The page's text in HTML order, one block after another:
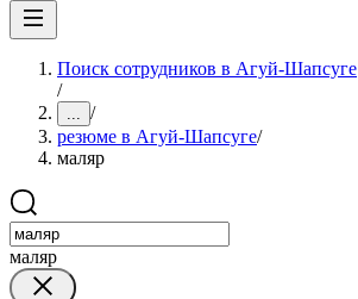
Поиск сотрудников в Агуй-Шапсуге
/
... /
резюме в Агуй-Шапсуге/
маляр
маляр